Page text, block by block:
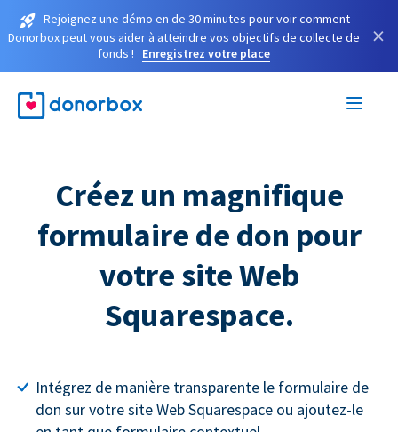
Rejoignez une démo en de 30 minutes pour voir comment
Donorbox peut vous aider à atteindre vos objectifs de collecte de
fonds !
Enregistrez votre place
×
Créez un magnifique
formulaire de don pour
votre site Web
Squarespace.
Intégrez de manière transparente le formulaire de
don sur votre site Web Squarespace ou ajoutez-le